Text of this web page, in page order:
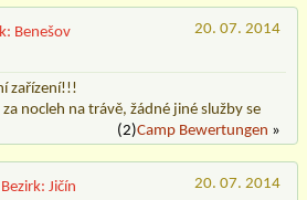
Benešov
20. 07. 2014
zařízení!!!
nocleh na trávě, žádné jiné služby se
(2)Camp Bewertungen »
Bezirk: Jičín
20. 07. 2014